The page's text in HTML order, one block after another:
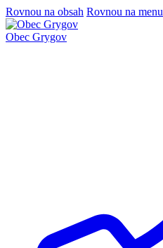
Rovnou na obsah Rovnou na menu
Obec Grygov